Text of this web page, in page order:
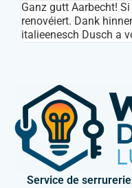
Ganz gutt Aarbecht!
renovéiert. Dank
italieenesch Dusch a
Service de